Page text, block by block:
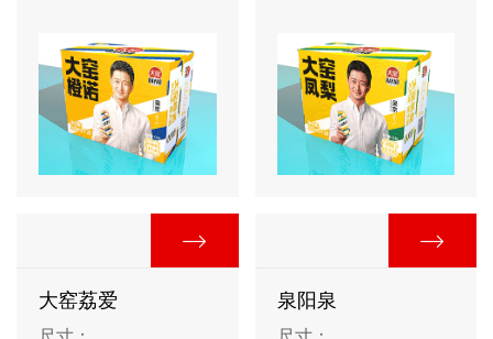
大窑荔爱 泉阳泉